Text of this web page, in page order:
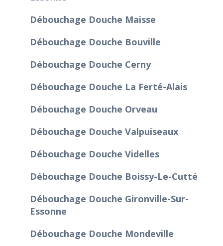
Débouchage Douche Maisse
Débouchage Douche Bouville
Débouchage Douche Cerny
Débouchage Douche La Ferté-Alais
Débouchage Douche Orveau
Débouchage Douche Valpuiseaux
Débouchage Douche Videlles
Débouchage Douche Boissy-Le-Cutté
Débouchage Douche Gironville-Sur-
Essonne
Débouchage Douche Mondeville